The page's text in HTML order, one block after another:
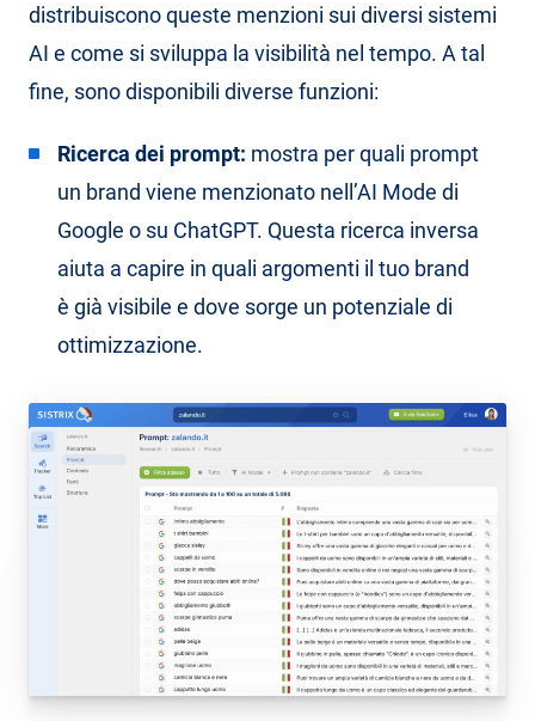
distribuiscono queste menzioni sui diversi sistemi
AI e come si sviluppa la visibilità nel tempo. A tal
fine, sono disponibili diverse funzioni:
Ricerca dei prompt: mostra per quali prompt
un brand viene menzionato nell’AI Mode di
Google o su ChatGPT. Questa ricerca inversa
aiuta a capire in quali argomenti il tuo brand
è già visibile e dove sorge un potenziale di
ottimizzazione.